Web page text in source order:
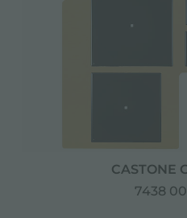
CASTONE
7438